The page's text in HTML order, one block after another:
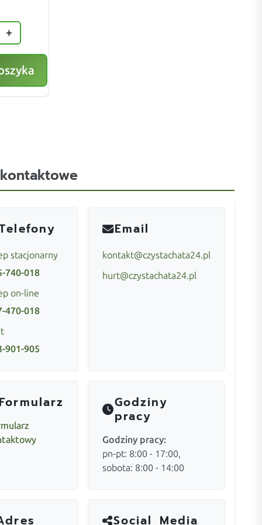
+
stacjonarny
740-018
on-line
470-018
901-905
Email
kontakt@czystachata24.pl
hurt@czystachata24.pl
Godziny
pracy
Godziny pracy:
pn-pt: 8:00 - 17:00,
sobota: 8:00 - 14:00
Social Media